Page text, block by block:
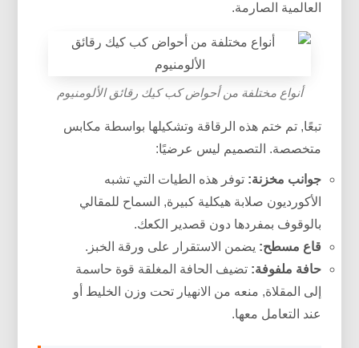
العالمية الصارمة.
أنواع مختلفة من أحواض كب كيك رقائق الألومنيوم
تبعًا, تم ختم هذه الرقاقة وتشكيلها بواسطة مكابس
متخصصة. التصميم ليس عرضيًا:
جوانب مخزنة: توفر هذه الطيات التي تشبه
الأكورديون صلابة هيكلية كبيرة, السماح للمقالي
بالوقوف بمفردها دون قصدير الكعك.
قاع مسطح: يضمن الاستقرار على ورقة الخبز.
حافة ملفوفة: تضيف الحافة المغلقة قوة حاسمة
إلى المقلاة, منعه من الانهيار تحت وزن الخليط أو
عند التعامل معها.